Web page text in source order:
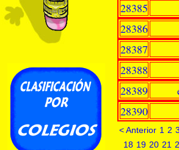
28385
28386
28387
28388
28389
28390
< Anterior 1 2
18 19 20 21